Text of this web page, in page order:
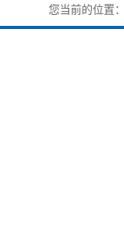
您当前的位置：